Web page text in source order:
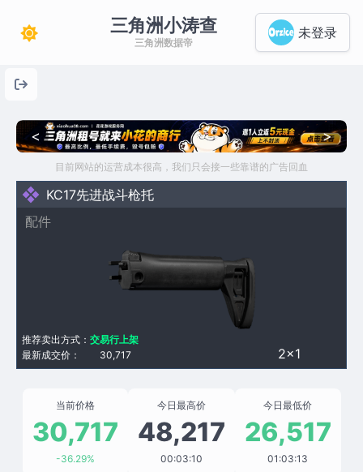
三角洲小涛查
三角洲数据帝
未登录
< >
目前网站的运营成本很高，我们只会接一些靠谱的广告回血
KC17先进战斗枪托
配件
2×1
最新成交价： 30,717
推荐卖出方式： 交易行上架
当前价格
30,717
-36.29%
今日最高价
48,217
00:03:10
今日最低价
26,517
01:03:13